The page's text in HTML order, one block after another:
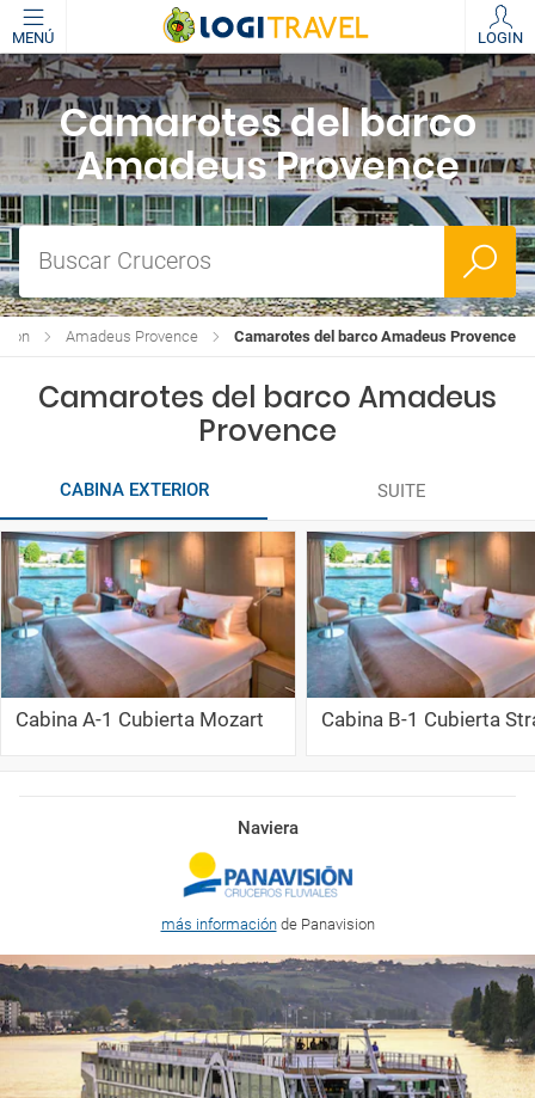
MENÚ LOGIN
Camarotes del barco
Amadeus Provence
Buscar Cruceros
Camarotes del barco Amadeus Provence
Amadeus Provence
Camarotes del barco Amadeus
Provence
CABINA EXTERIOR SUITE
Cabina A-1 Cubierta Mozart Cabina B-1 Cubierta
Naviera
más informaciónde Panavision